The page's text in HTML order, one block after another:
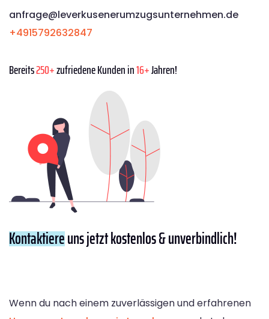
anfrage@leverkusenerumzugsunternehmen.de
+4915792632847
Bereits250+zufriedene Kunden in16+Jahren!
Kontaktiereuns jetzt kostenlos & unverbindlich!
Wenn du nach einem zuverlässigen und erfahrenen